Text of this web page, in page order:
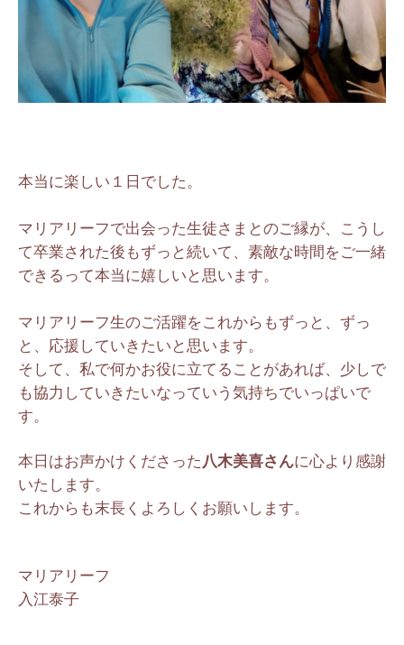
本当に楽しい１日でした。
マリアリーフで出会った生徒さまとのご縁が、こうし
て卒業された後もずっと続いて、素敵な時間をご一緒
できるって本当に嬉しいと思います。
マリアリーフ生のご活躍をこれからもずっと、ずっ
と、応援していきたいと思います。
そして、私で何かお役に立てることがあれば、少しで
も協力していきたいなっていう気持ちでいっぱいで
す。
本日はお声かけくださった八木美喜さんに心より感謝
いたします。
これからも末長くよろしくお願いします。
マリアリーフ
入江泰子